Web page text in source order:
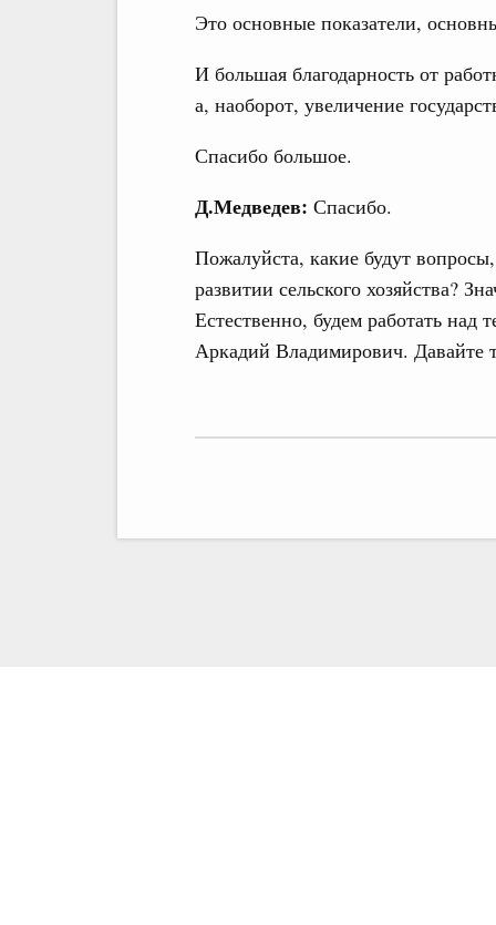
Это основные показатели,
И большая благодарность от
а, наоборот, увеличение
Спасибо большое.
Д.Медведев: Спасибо.
Пожалуйста, какие будут
развитии сельского хозяйства?
Естественно, будем работать над
Аркадий Владимирович. Давайте